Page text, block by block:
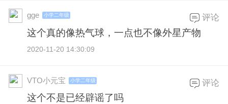
gge 小学二年级
这个真的像热气球，一点也不像外星产物
2020-11-20 14:30:09
评论
VTO小元宝 小学二年级
这个不是已经辟谣了吗
评论